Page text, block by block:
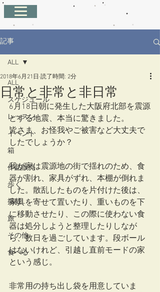
記事
ALL
スケジュール
レッスン
イベント
箱
作品販売
歩く
掲載
旅
その他
食べる
ALL
日常と非常と非日常
2018年6月21日 読了時間: 2分
6月18日朝に発生した大阪府北部を震源
とする地震、本当に驚きました。
皆さま、お怪我やご被害など大丈夫で
したでしょうか？
我が家は震源地の街で揺れのため、食
器が割れ、家具がずれ、本棚が倒れま
した。散乱したものを片付けた後は、
家具を寄せて置いたり、重いものを下
に移動させたり、この際に使わない食
器は処分しようと整理したりしなが
ら、数日を過ごしています。段ボール
はないけれど、引越し直前モードの家
という感じ。
非常用の持ち出し袋を用意していま